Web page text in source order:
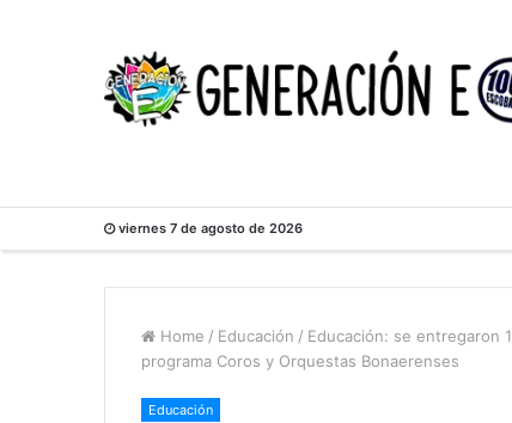
viernes 7 de agosto de 2026
Home / Educación / Educación: se entregaron
programa Coros y Orquestas Bonaerenses
Educación